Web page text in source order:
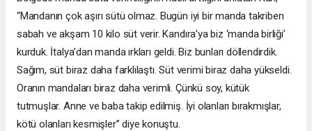
“Mandanın çok aşırı sütü olmaz. Bugün iyi bir manda takriben
sabah ve akşam 10 kilo süt verir. Kandıra’ya biz ‘manda birliği’
kurduk. İtalya’dan manda ırkları geldi. Biz bunları döllendirdik.
Sağım, süt biraz daha farklılaştı. Süt verimi biraz daha yükseldi.
Oranın mandaları biraz daha verimli. Çünkü soy, kütük
tutmuşlar. Anne ve baba takip edilmiş. İyi olanları bırakmışlar,
kötü olanları kesmişler” diye konuştu.